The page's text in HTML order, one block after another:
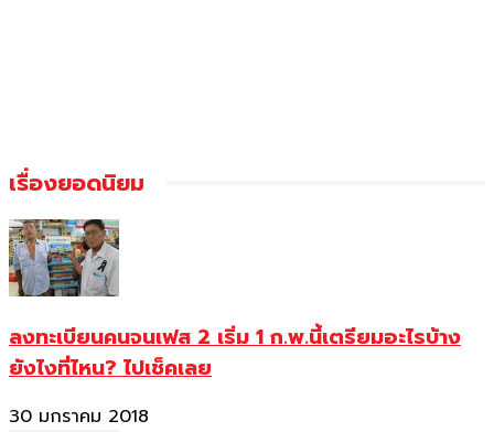
เรื่องยอดนิยม
ลงทะเบียนคนจนเฟส 2 เริ่ม 1 ก.พ.นี้เตรียมอะไรบ้าง
ยังไงที่ไหน? ไปเช็คเลย
30 มกราคม 2018